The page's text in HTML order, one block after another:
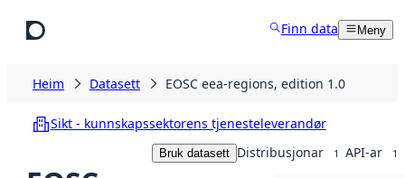
Finn data Meny
Heim Datasett EOSC eea-regions, edition 1.0
Sikt - kunnskapssektorens tjenesteleverandør
Bruk datasett Distribusjonar 1 API-ar 1